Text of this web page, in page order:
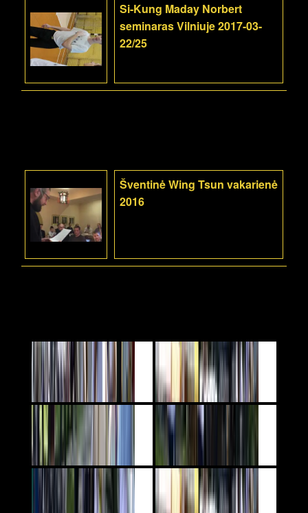
Si-Kung Maday Norbert
seminaras Vilniuje 2017-03-
22/25
Šventinė Wing Tsun vakarienė
2016